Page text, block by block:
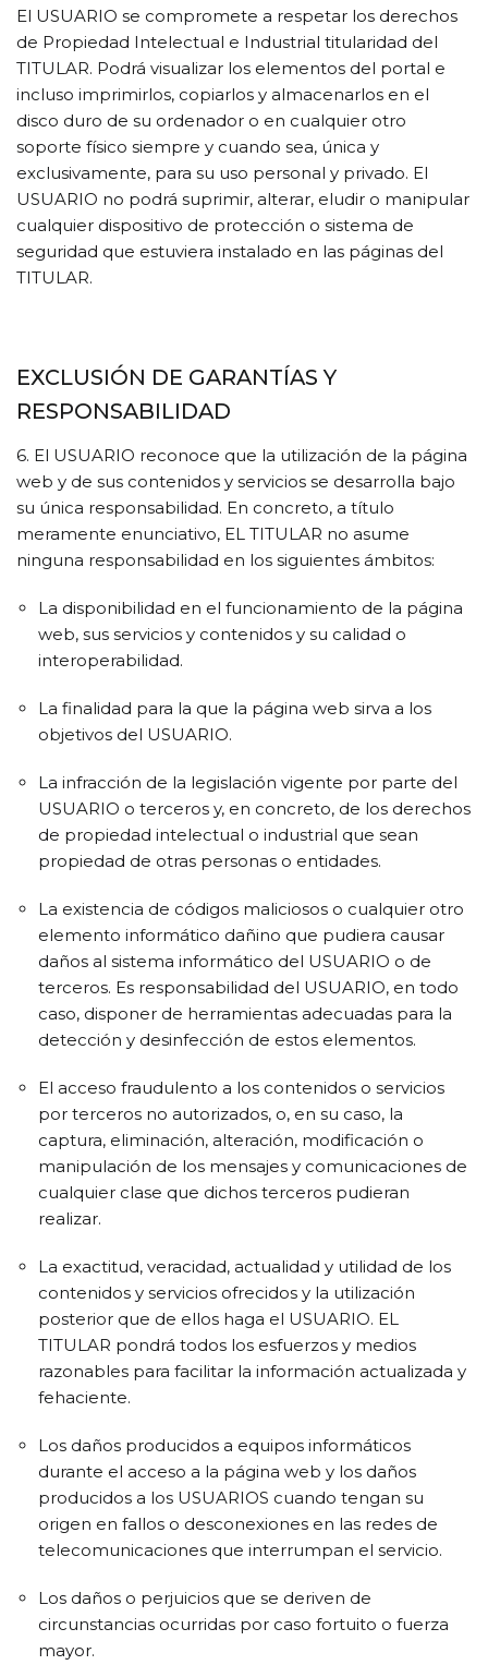
El USUARIO se compromete a respetar los derechos
de Propiedad Intelectual e Industrial titularidad del
TITULAR. Podrá visualizar los elementos del portal e
incluso imprimirlos, copiarlos y almacenarlos en el
disco duro de su ordenador o en cualquier otro
soporte físico siempre y cuando sea, única y
exclusivamente, para su uso personal y privado. El
USUARIO no podrá suprimir, alterar, eludir o manipular
cualquier dispositivo de protección o sistema de
seguridad que estuviera instalado en las páginas del
TITULAR.
EXCLUSIÓN DE GARANTÍAS Y
RESPONSABILIDAD
6. El USUARIO reconoce que la utilización de la página
web y de sus contenidos y servicios se desarrolla bajo
su única responsabilidad. En concreto, a título
meramente enunciativo, EL TITULAR no asume
ninguna responsabilidad en los siguientes ámbitos:
La disponibilidad en el funcionamiento de la página
web, sus servicios y contenidos y su calidad o
interoperabilidad.
La finalidad para la que la página web sirva a los
objetivos del USUARIO.
La infracción de la legislación vigente por parte del
USUARIO o terceros y, en concreto, de los derechos
de propiedad intelectual o industrial que sean
propiedad de otras personas o entidades.
La existencia de códigos maliciosos o cualquier otro
elemento informático dañino que pudiera causar
daños al sistema informático del USUARIO o de
terceros. Es responsabilidad del USUARIO, en todo
caso, disponer de herramientas adecuadas para la
detección y desinfección de estos elementos.
El acceso fraudulento a los contenidos o servicios
por terceros no autorizados, o, en su caso, la
captura, eliminación, alteración, modificación o
manipulación de los mensajes y comunicaciones de
cualquier clase que dichos terceros pudieran
realizar.
La exactitud, veracidad, actualidad y utilidad de los
contenidos y servicios ofrecidos y la utilización
posterior que de ellos haga el USUARIO. EL
TITULAR pondrá todos los esfuerzos y medios
razonables para facilitar la información actualizada y
fehaciente.
Los daños producidos a equipos informáticos
durante el acceso a la página web y los daños
producidos a los USUARIOS cuando tengan su
origen en fallos o desconexiones en las redes de
telecomunicaciones que interrumpan el servicio.
Los daños o perjuicios que se deriven de
circunstancias ocurridas por caso fortuito o fuerza
mayor.